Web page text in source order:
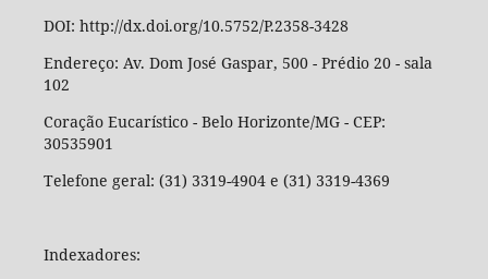
DOI: http://dx.doi.org/10.5752/P.2358-3428
Endereço: Av. Dom José Gaspar, 500 - Prédio 20 - sala
102
Coração Eucarístico - Belo Horizonte/MG - CEP:
30535901
Telefone geral: (31) 3319-4904 e (31) 3319-4369
Indexadores: